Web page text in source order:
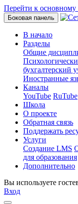
Перейти к
Боковая панель
В начало
Разделы
Общие
бухгалтерский
Иностранные
Каналы
YouTube RuTube
Школа
О проекте
Обратная связь
Поддержать
Услуги
Создание LMS
для образования
Дополнительно
Вы используете
Вход